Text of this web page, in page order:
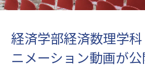
経済学部経済数理学
ニメーション動画が公